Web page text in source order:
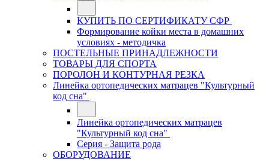
КУПИТЬ ПО СЕРТИФИКАТУ СФР
Формирование койки места в домашних
условиях - методичка
ПОСТЕЛЬНЫЕ ПРИНАДЛЕЖНОСТИ
ТОВАРЫ ДЛЯ СПОРТА
ПОРОЛОН И КОНТУРНАЯ РЕЗКА
Линейка ортопедических матрацев "Культурный
код сна"
Линейка ортопедических матрацев
"Культурный код сна"
Серия - Защита рода
ОБОРУДОВАНИЕ